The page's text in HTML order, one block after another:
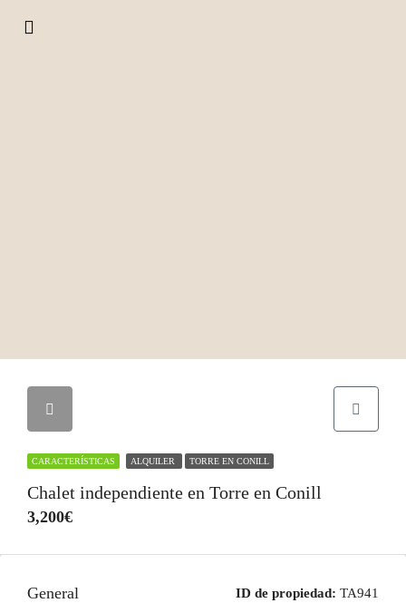
CARACTERÍSTICAS ALQUILER TORRE EN CONILL
Chalet independiente en Torre en Conill
3,200€
General ID de propiedad: TA941